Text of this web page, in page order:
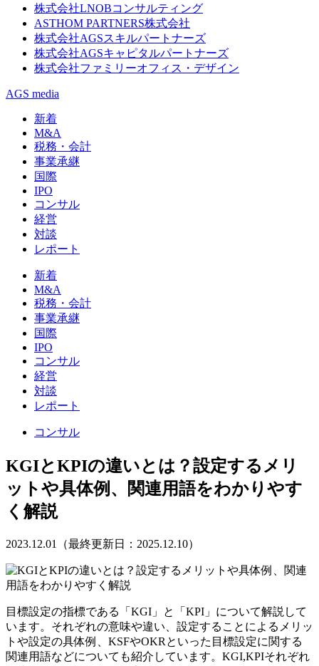
株式会社LNOBコンサルティング
ASTHOM PARTNERS株式会社
株式会社AGSスキルパートナーズ
株式会社AGSキャピタルパートナーズ
株式会社ファミリーオフィス・デザイン
AGS media
新着
M&A
税務・会計
事業承継
国際
IPO
コンサル
経営
対談
レポート
新着
M&A
税務・会計
事業承継
国際
IPO
コンサル
経営
対談
レポート
コンサル
KGIとKPIの違いとは？設定するメリ
ットや具体例、関連用語をわかりやす
く解説
2023.12.01（最終更新日：2025.12.10）
目標設定の指標である「KGI」と「KPI」について解説して
います。それぞれの意味や違い、設定することによるメリッ
トや設定の具体例、KSFやOKRといった目標設定に関する
関連用語などについても紹介しています。KGI,KPIそれぞれ